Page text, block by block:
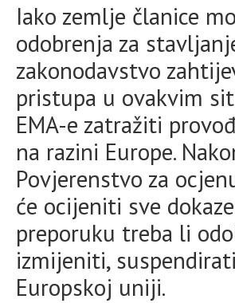
Iako zemlje članice
odobrenja za
zakonodavstvo
pristupa u ovakvim
EMA-e zatražiti
na razini Europe.
Povjerenstvo za
će ocijeniti sve
preporuku treba li
izmijeniti,
Europskoj uniji.